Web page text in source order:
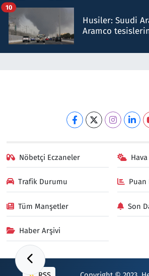
Husiler: Suudi
Aramco
10
Nöbetçi Eczaneler
Trafik Durumu Puan
Tüm Manşetler Son
Haber Arşivi